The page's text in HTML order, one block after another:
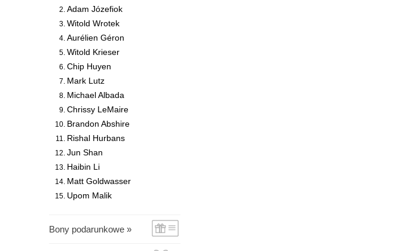
Adam Józefiok
Witold Wrotek
Aurélien Géron
Witold Krieser
Chip Huyen
Mark Lutz
Michael Albada
Chrissy LeMaire
Brandon Abshire
Rishal Hurbans
Jun Shan
Haibin Li
Matt Goldwasser
Upom Malik
Bony podarunkowe »